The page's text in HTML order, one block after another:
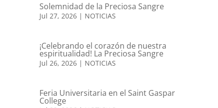
Solemnidad de la Preciosa Sangre
Jul 27, 2026| NOTICIAS
¡Celebrando el corazón de nuestra
espiritualidad! La Preciosa Sangre
Jul 26, 2026| NOTICIAS
Feria Universitaria en el Saint Gaspar
College